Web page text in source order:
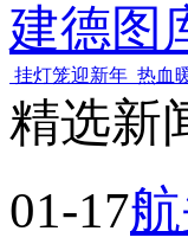
建德图
挂灯笼迎新年 热血
精选新
01-17